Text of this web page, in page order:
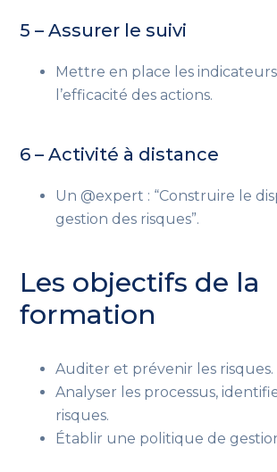
5 – Assurer le suivi
Mettre en place les
l’efficacité des actions.
6 – Activité à distance
Un @expert : “Construire le
gestion des risques”.
Les objectifs de la
formation
Auditer et prévenir les risques.
Analyser les processus,
risques.
Établir une politique de